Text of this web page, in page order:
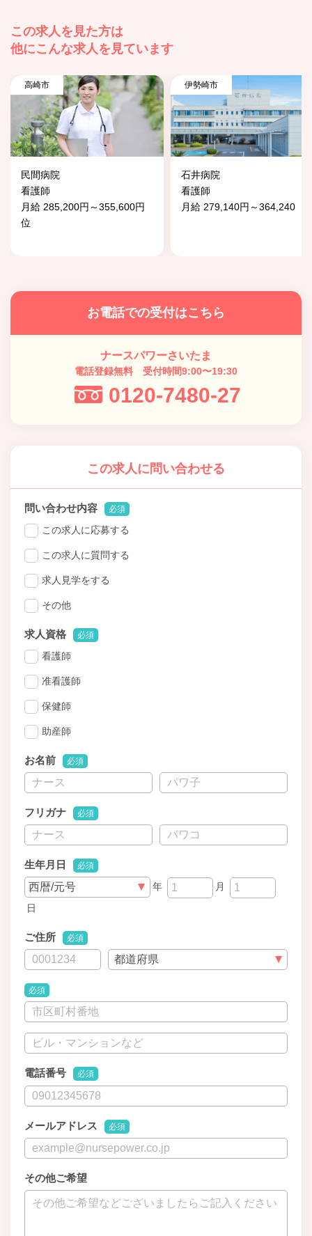
この求人を見た方は
他にこんな求人を見ています
高崎市
民間病院
看護師
月給 285,200円～355,600円
位
伊勢崎市
石井病院
看護師
月給 279,140円～364,240
お電話での受付はこちら
ナースパワーさいたま
電話登録無料 受付時間9:00〜19:30
0120-7480-27
この求人に問い合わせる
問い合わせ内容 必須
この求人に応募する
この求人に質問する
求人見学をする
その他
求人資格 必須
看護師
准看護師
保健師
助産師
お名前 必須
フリガナ 必須
生年月日 必須
年
月
日
ご住所 必須
必須
電話番号 必須
メールアドレス 必須
その他ご希望